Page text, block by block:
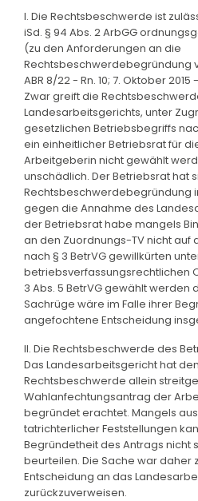
I. Die Rechtsbeschwerde ist
iSd. § 94 Abs. 2 ArbGG
(zu den Anforderungen an die
Rechtsbeschwerdebegründung
ABR 8/22 - Rn. 10; 7. Oktober 2015
Zwar greift die
Landesarbeitsgerichts, unter
gesetzlichen Betriebsbegriffs
ein einheitlicher Betriebsrat für
Arbeitgeberin nicht gewählt
unschädlich. Der Betriebsrat hat
Rechtsbeschwerdebegründung
gegen die Annahme des
der Betriebsrat habe mangels
an den Zuordnungs-TV nicht auf
nach § 3 BetrVG gewillkürten
betriebsverfassungsrechtlichen
3 Abs. 5 BetrVG gewählt werden
Sachrüge wäre im Falle ihrer
angefochtene Entscheidung
II. Die Rechtsbeschwerde des
Das Landesarbeitsgericht hat
Rechtsbeschwerde allein
Wahlanfechtungsantrag der
begründet erachtet. Mangels
tatrichterlicher Feststellungen
Begründetheit des Antrags nicht
beurteilen. Die Sache war daher
Entscheidung an das
zurückzuverweisen.